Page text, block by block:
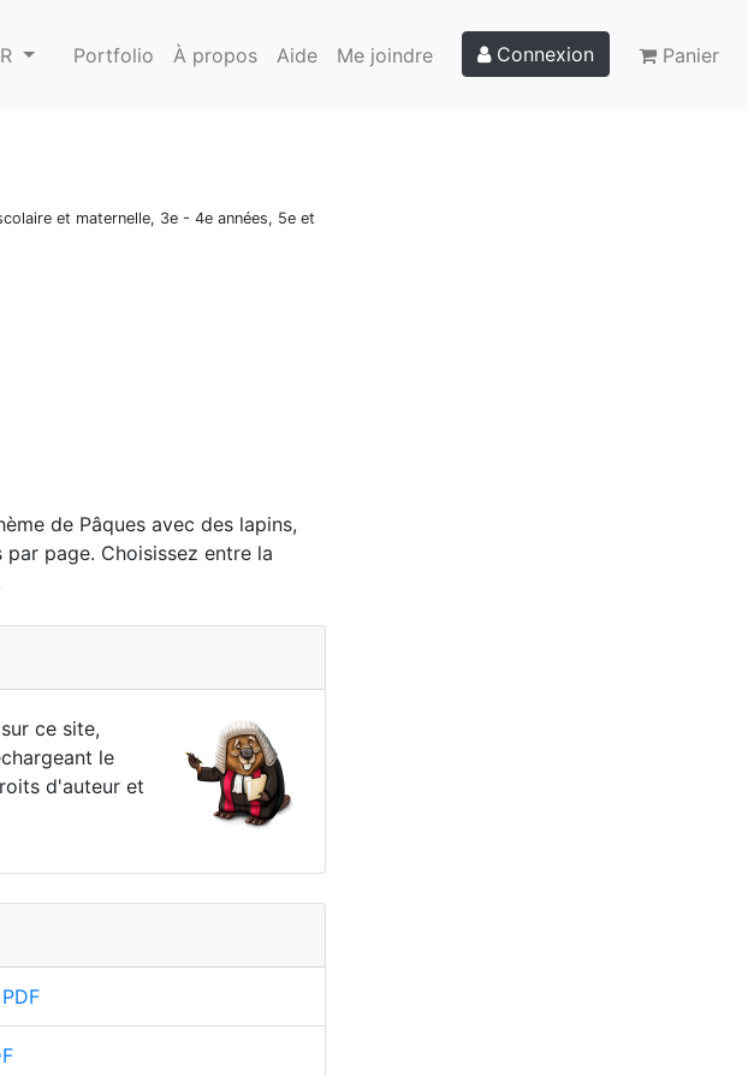
Portfolio À propos Aide Me joindre Connexion Panier
et maternelle, 3e - 4e années, 5e et
de Pâques avec des lapins,
page. Choisissez entre la
ce site,
le
d'auteur et